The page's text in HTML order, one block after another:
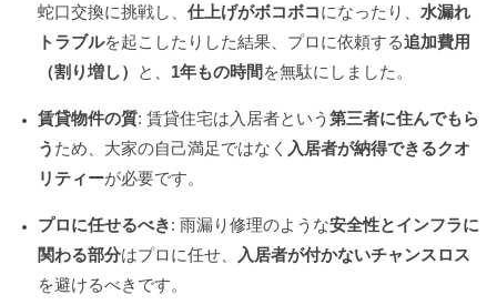
蛇口交換に挑戦し、 仕上げがボコボコになったり、 水漏れ
トラブルを起こしたりした結果、プロに依頼する追加費用
（割り増し）
と、 1年もの時間 を無駄にしました。
賃貸物件の質: 賃貸住宅は入居者という 第三者に住んでもら
う ため、大家の自己満足ではなく 入居者が納得できるクオ
リティーが必要です。
プロに任せるべき: 雨漏り修理のような安全性とインフラに
関わる部分はプロに任せ、
入居者が付かないチャンスロス
を避けるべきです。